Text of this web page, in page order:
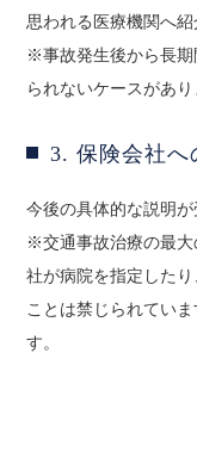
思われる医療機関へ紹
※事故発生後から長期
られないケースがあり
3. 保険会社へ
今後の具体的な説明が
※交通事故治療の最大
社が病院を指定した
ことは禁じられてい
す。